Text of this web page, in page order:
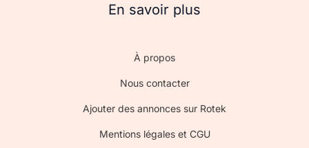
En savoir plus
À propos
Nous contacter
Ajouter des annonces sur Rotek
Mentions légales et CGU